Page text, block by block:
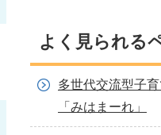
よく見られる
多世代交流型子
「みはまーれ」